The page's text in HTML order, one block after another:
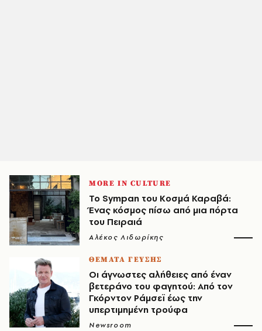
MORE IN CULTURE
Το Sympan του Κοσμά Καραβά:
Ένας κόσμος πίσω από μια πόρτα
του Πειραιά
Αλέκος Λιδωρίκης
ΘΕΜΑΤΑ ΓΕΥΣΗΣ
Οι άγνωστες αλήθειες από έναν
βετεράνο του φαγητού: Από τον
Γκόρντον Ράμσεϊ έως την
υπερτιμημένη τρούφα
Newsroom